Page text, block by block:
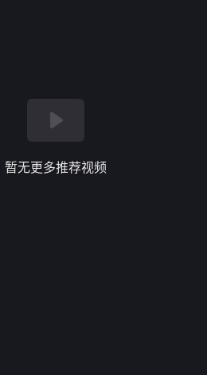
暂无更多推荐视频